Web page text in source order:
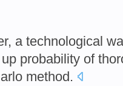
, a technological
up probability of
method.